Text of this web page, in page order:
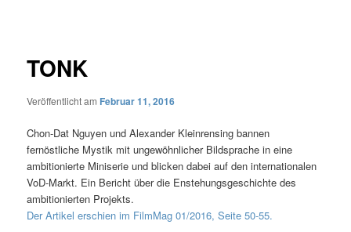
TONK
Veröffentlicht am Februar 11, 2016
Chon-Dat Nguyen und Alexander Kleinrensing bannen
fernöstliche Mystik mit ungewöhnlicher Bildsprache in eine
ambitionierte Miniserie und blicken dabei auf den internationalen
VoD-Markt. Ein Bericht über die Enstehungsgeschichte des
ambitionierten Projekts.
Der Artikel erschien im FilmMag 01/2016, Seite 50-55.